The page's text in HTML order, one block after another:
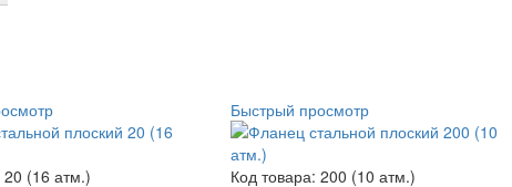
20 (16 атм.)
Быстрый просмотр
Код товара: 200 (10 атм.)